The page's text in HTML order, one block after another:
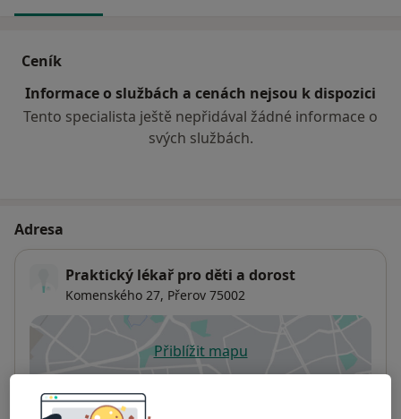
Ceník
Informace o službách a cenách nejsou k dispozici
Tento specialista ještě nepřidával žádné informace o
svých službách.
Adresa
Praktický lékař pro děti a dorost
Komenského 27, Přerov 75002
Přiblížit mapuse otevře v nové záložce
Dostupnost
Na této adrese online kalendář není aktivní